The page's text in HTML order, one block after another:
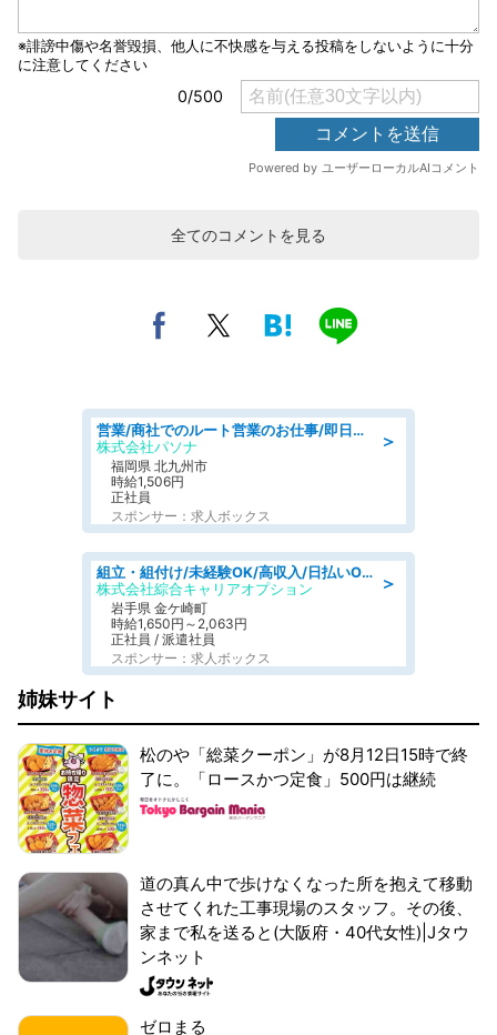
全てのコメントを見る
＞
営業/商社でのルート営業のお仕事/即日勤務可/車通勤可/営業
株式会社パソナ
福岡県 北九州市
時給1,506円
正社員
スポンサー：求人ボックス
＞
組立・組付け/未経験OK/高収入/日払いOK/交替制/20・30・40代活躍中
株式会社綜合キャリアオプション
岩手県 金ケ崎町
時給1,650円～2,063円
正社員 / 派遣社員
スポンサー：求人ボックス
姉妹サイト
松のや「総菜クーポン」が8月12日15時で終
了に。「ロースかつ定食」500円は継続
道の真ん中で歩けなくなった所を抱えて移動
させてくれた工事現場のスタッフ。その後、
家まで私を送ると(大阪府・40代女性)|Jタウ
ンネット
ゼロまる